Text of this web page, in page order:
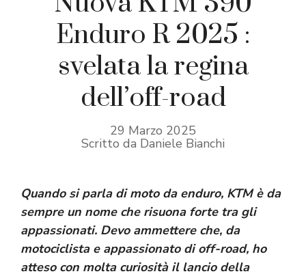
Enduro R 2025 :
svelata la regina
dell’off-road
29 Marzo 2025
Scritto da Daniele Bianchi
Quando si parla di moto da enduro, KTM è da
sempre un nome che risuona forte tra gli
appassionati. Devo ammettere che, da
motociclista e appassionato di off-road, ho
atteso con molta curiosità il lancio della